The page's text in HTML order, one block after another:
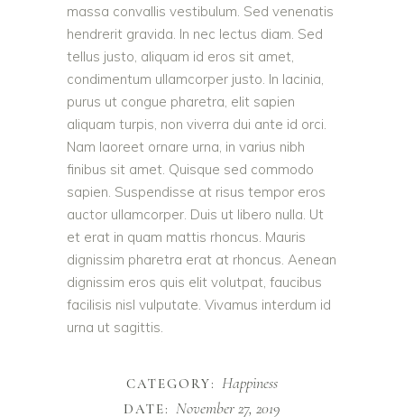
massa convallis vestibulum. Sed venenatis
hendrerit gravida. In nec lectus diam. Sed
tellus justo, aliquam id eros sit amet,
condimentum ullamcorper justo. In lacinia,
purus ut congue pharetra, elit sapien
aliquam turpis, non viverra dui ante id orci.
Nam laoreet ornare urna, in varius nibh
finibus sit amet. Quisque sed commodo
sapien. Suspendisse at risus tempor eros
auctor ullamcorper. Duis ut libero nulla. Ut
et erat in quam mattis rhoncus. Mauris
dignissim pharetra erat at rhoncus. Aenean
dignissim eros quis elit volutpat, faucibus
facilisis nisl vulputate. Vivamus interdum id
urna ut sagittis.
CATEGORY: Happiness
DATE: November 27, 2019